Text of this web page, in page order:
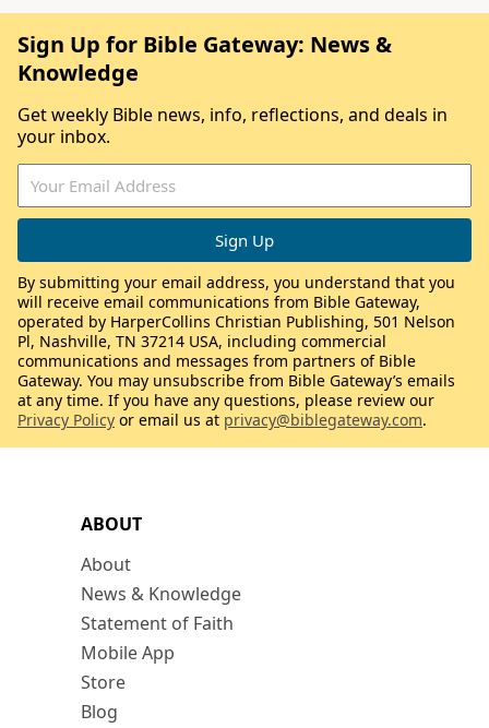
ABOUT
About
News & Knowledge
Statement of Faith
Mobile App
Store
Blog
Sign Up for Bible Gateway: News &
Knowledge
Get weekly Bible news, info, reflections, and deals in
your inbox.
By submitting your email address, you understand that you
will receive email communications from Bible Gateway,
operated by HarperCollins Christian Publishing, 501 Nelson
Pl, Nashville, TN 37214 USA, including commercial
communications and messages from partners of Bible
Gateway. You may unsubscribe from Bible Gateway’s emails
at any time. If you have any questions, please review our
Privacy Policy or email us at privacy@biblegateway.com.